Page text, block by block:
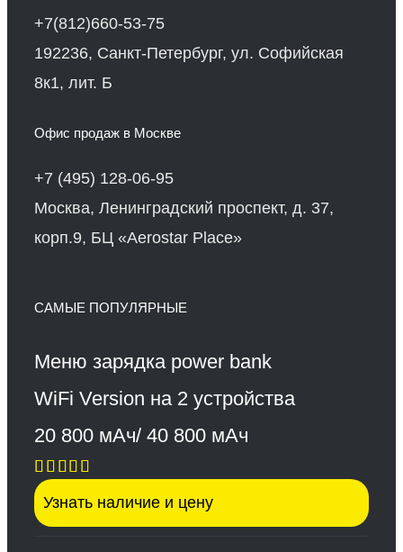
+7(812)660-53-75
192236, Санкт-Петербург, ул. Софийская
8к1, лит. Б
Офис продаж в Москве
+7 (495) 128-06-95
Москва, Ленинградский проспект, д. 37,
корп.9, БЦ «Aerostar Place»
САМЫЕ ПОПУЛЯРНЫЕ
Меню зарядка power bank
WiFi Version на 2 устройства
20 800 мАч/ 40 800 мАч
Оценка
5.00из 5
Узнать наличие и цену